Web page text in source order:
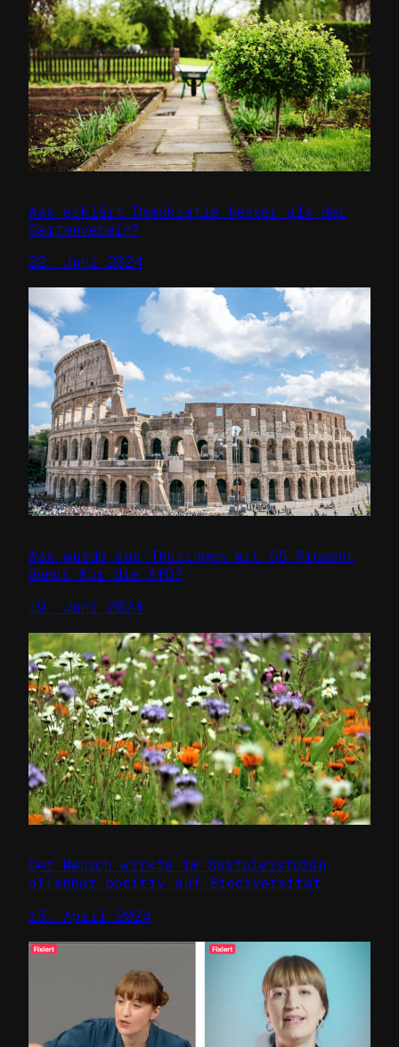
Was erklärt Demokratie besser als der
Gartenverein?
22. Juni 2024
Was würde aus Thüringen mit 55 Prozent
Bonus für die AfD?
19. Juni 2024
Der Mensch wirkte im Spätpleistozän
offenbar positiv auf Biodiversität
15. April 2024